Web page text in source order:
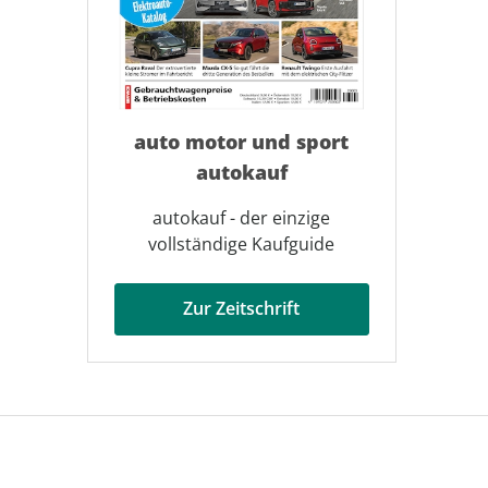
auto motor und sport
autokauf
autokauf - der einzige
vollständige Kaufguide
Zur Zeitschrift